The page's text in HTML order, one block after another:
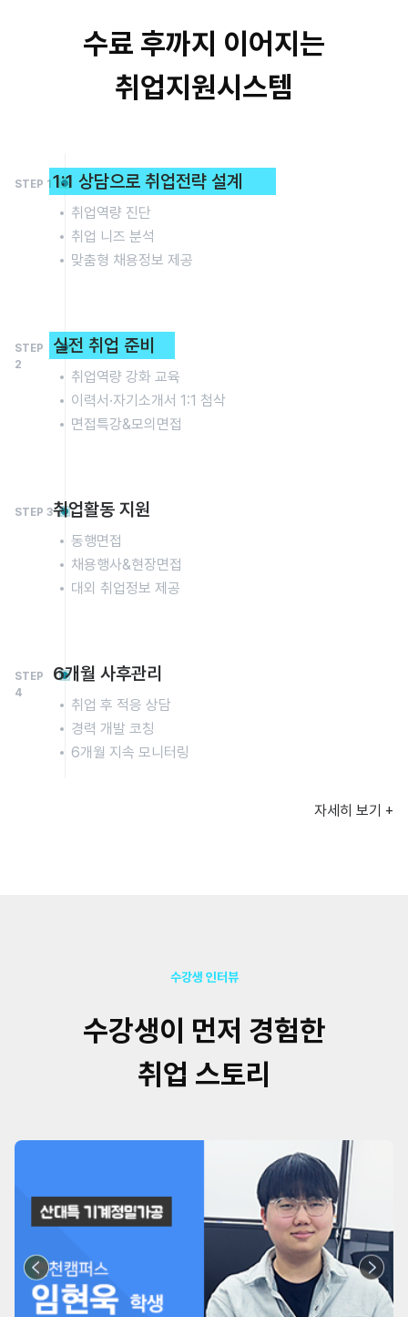
수료 후까지 이어지는
취업지원시스템
STEP 1 1:1 상담으로 취업전략 설계
취업역량 진단
취업 니즈 분석
맞춤형 채용정보 제공
STEP
2
실전 취업 준비
취업역량 강화 교육
이력서·자기소개서 1:1 첨삭
면접특강&모의면접
STEP 3취업활동 지원
동행면접
채용행사&현장면접
대외 취업정보 제공
STEP
4
6개월 사후관리
취업 후 적응 상담
경력 개발 코칭
6개월 지속 모니터링
자세히 보기 +
수강생 인터뷰
수강생이 먼저 경험한
취업 스토리